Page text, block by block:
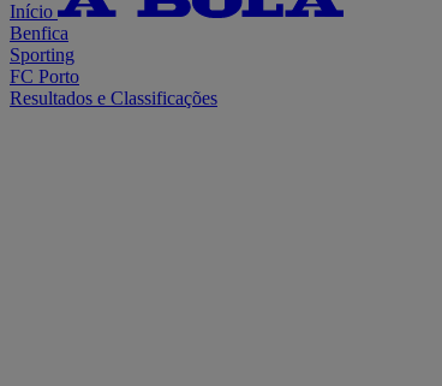
Início
Benfica
Sporting
FC Porto
Resultados e Classificações